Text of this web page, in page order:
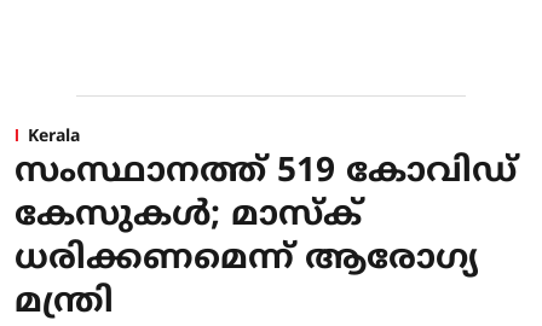
Kerala
സംസ്ഥാനത്ത് 519 കോവിഡ്
കേസുകൾ; മാസ്ക്
ധരിക്കണമെന്ന് ആരോ​ഗ്യ
മന്ത്രി